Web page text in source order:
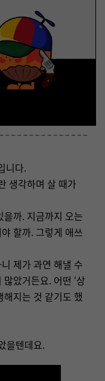
니다.
생각하며 살 때가
까. 지금까지 오는
할까. 그렇게 애쓰
제가 과연 해낼 수
았거든요. 어떤 ‘상
해지는 것 같기도 했
을텐데요.